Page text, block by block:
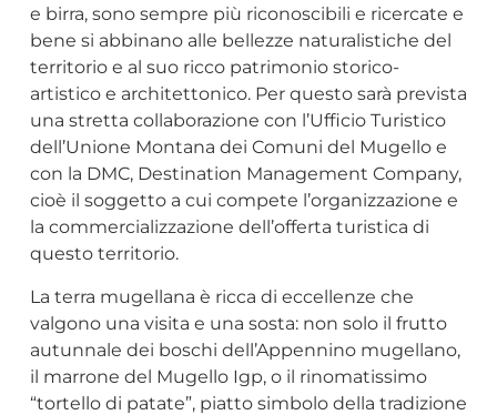
e birra, sono sempre più riconoscibili e ricercate e
bene si abbinano alle bellezze naturalistiche del
territorio e al suo ricco patrimonio storico-
artistico e architettonico. Per questo sarà prevista
una stretta collaborazione con l’Ufficio Turistico
dell’Unione Montana dei Comuni del Mugello e
con la DMC, Destination Management Company,
cioè il soggetto a cui compete l’organizzazione e
la commercializzazione dell’offerta turistica di
questo territorio.
La terra mugellana è ricca di eccellenze che
valgono una visita e una sosta: non solo il frutto
autunnale dei boschi dell’Appennino mugellano,
il marrone del Mugello Igp, o il rinomatissimo
“tortello di patate”, piatto simbolo della tradizione